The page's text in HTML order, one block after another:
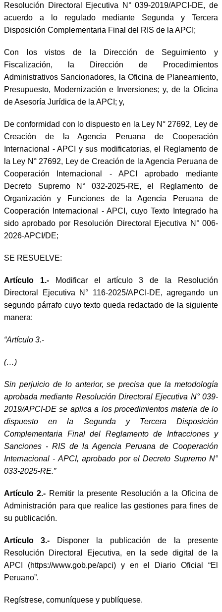
Resolución Directoral Ejecutiva N° 039-2019/APCI-DE, de
acuerdo a lo regulado mediante Segunda y Tercera
Disposición Complementaria Final del RIS de la APCI;
Con los vistos de la Dirección de Seguimiento y
Fiscalización, la Dirección de Procedimientos
Administrativos Sancionadores, la Oficina de Planeamiento,
Presupuesto, Modernización e Inversiones; y, de la Oficina
de Asesoría Jurídica de la APCI; y,
De conformidad con lo dispuesto en la Ley N° 27692, Ley de
Creación de la Agencia Peruana de Cooperación
Internacional - APCI y sus modificatorias, el Reglamento de
la Ley N° 27692, Ley de Creación de la Agencia Peruana de
Cooperación Internacional - APCI aprobado mediante
Decreto Supremo N° 032-2025-RE, el Reglamento de
Organización y Funciones de la Agencia Peruana de
Cooperación Internacional - APCI, cuyo Texto Integrado ha
sido aprobado por Resolución Directoral Ejecutiva N° 006-
2026-APCI/DE;
SE RESUELVE:
Artículo 1.-
Modificar el artículo 3 de la Resolución
Directoral Ejecutiva N° 116-2025/APCI-DE, agregando un
segundo párrafo cuyo texto queda redactado de la siguiente
manera:
“Artículo 3.-
(…)
Sin perjuicio de lo anterior, se precisa que la metodología
aprobada mediante Resolución Directoral Ejecutiva N° 039-
2019/APCI-DE se aplica a los procedimientos materia de lo
dispuesto en la Segunda y Tercera Disposición
Complementaria Final del Reglamento de Infracciones y
Sanciones - RIS de la Agencia Peruana de Cooperación
Internacional - APCI, aprobado por el Decreto Supremo N°
033-2025-RE.”
Artículo 2.- Remitir la presente Resolución a la Oficina de
Administración para que realice las gestiones para fines de
su publicación.
Artículo 3.-
Disponer la publicación de la presente
Resolución Directoral Ejecutiva, en la sede digital de la
APCI (https://www.gob.pe/apci) y en el Diario Oficial “El
Peruano”.
Regístrese, comuníquese y publíquese.